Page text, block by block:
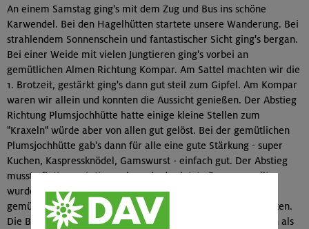
An einem Samstag ging's mit dem Zug und Bus ins schöne
Karwendel. Bei den Hagelhütten startete unsere Wanderung. Bei
strahlendem Sonnenschein und fantastischer Sicht ging's bergan.
Bei einer Weide mit vielen Jungtieren ging's vorbei an
gemütlichen Almen Richtung Kompar. Am Sattel machten wir die
1. Brotzeit, gestärkt ging's dann gut steil zum Gipfel. Am Kompar
waren wir allein und konnten die Aussicht genießen. Der Abstieg
Richtung Plumsjochhütte hatte einige kleine Stellen zum
"Kraxeln" würde aber von allen gut gelöst. Bei der gemütlichen
Plumsjochhütte gab's dann für alle eine gute Stärkung - super
Kuchen, Kaspressknödel, Gamswurst - einfach gut. Der Abstieg
musste flott von statten gehen, da der letzte Bus angepeilt
wurde. Wir waren ziemlich flott, so dass wir sogar noch uns
gemütlich auf der Bank vor den Hagelhütten ausruhen konnten.
Die Bus- und Bahnfahrt klappte super, jedoch waren wir froh als